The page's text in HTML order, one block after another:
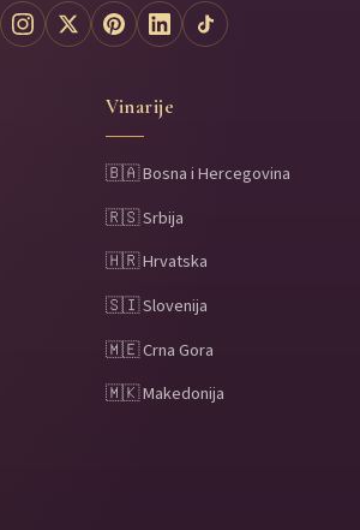
Vinarije
🇧🇦 Bosna i Hercegovina
🇷🇸 Srbija
🇭🇷 Hrvatska
🇸🇮 Slovenija
🇲🇪 Crna Gora
🇲🇰 Makedonija